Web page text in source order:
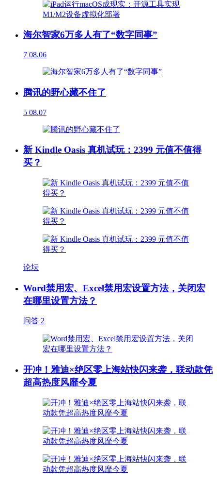
海尔智家6万多人有了“数字同事”
7 08.06
腾讯的野心藏不住了
5 08.07
新 Kindle Oasis 真机试玩：2399 元值不值得
买？
论坛
Word禁用宏、Excel禁用宏设置方法，关闭宏
在哪里设置方法？
问答 2
开冲！雅迪×绝区零上海站快闪来袭，联动款凭
超高热度风靡今夏